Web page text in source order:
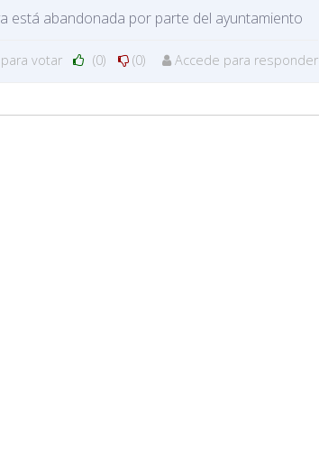
está abandonada por parte del ayuntamiento
votar (0) (0) Accede para responder